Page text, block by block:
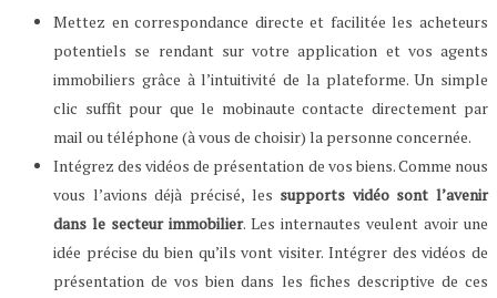
Mettez en correspondance directe et facilitée les acheteurs
potentiels se rendant sur votre application et vos agents
immobiliers grâce à l’intuitivité de la plateforme. Un simple
clic suffit pour que le mobinaute contacte directement par
mail ou téléphone (à vous de choisir) la personne concernée.
Intégrez des vidéos de présentation de vos biens. Comme nous
vous l’avions déjà précisé, les supports vidéo sont l’avenir
dans le secteur immobilier. Les internautes veulent avoir une
idée précise du bien qu’ils vont visiter. Intégrer des vidéos de
présentation de vos bien dans les fiches descriptive de ces